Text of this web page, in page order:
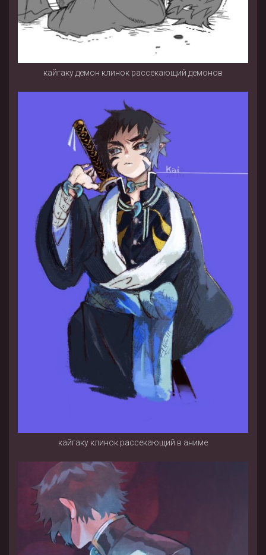
кайгаку демон клинок рассекающий демонов
кайгаку клинок рассекающий в аниме